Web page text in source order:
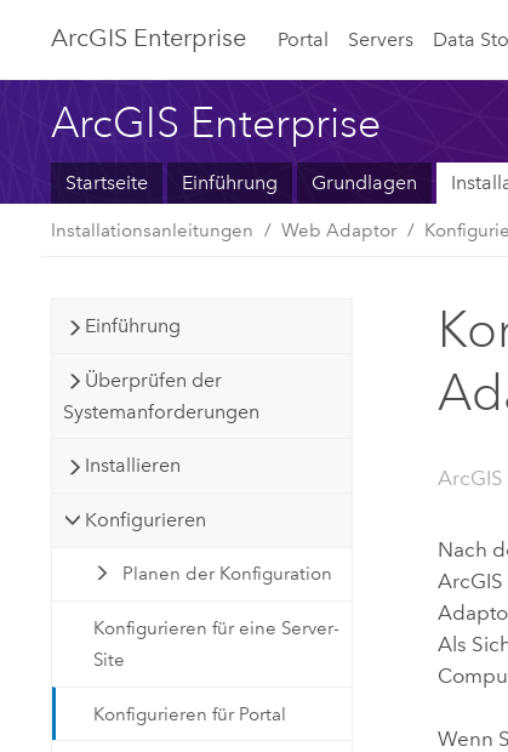
ArcGIS Enterprise Portal Servers Data
ArcGIS Enterprise
Startseite Einführung Grundlagen
Installationsanleitungen Web Adaptor
Einführung
Überprüfen der
Systemanforderungen
Installieren
Konfigurieren
Planen der Konfiguration
Konfigurieren für eine Server-
Site
Konfigurieren für Portal
ArcGIS
Nach
Als
Wenn